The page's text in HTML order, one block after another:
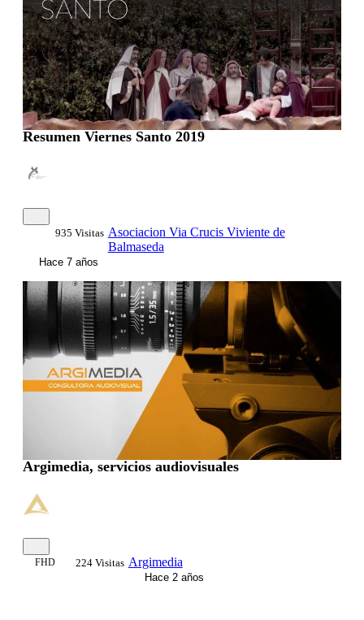
Resumen Viernes Santo 2019
935 Visitas Asociacion Via Crucis Viviente de
Balmaseda
Hace 7 años
0:00:06
Argimedia, servicios audiovisuales
FHD 224 Visitas Argimedia
Hace 2 años